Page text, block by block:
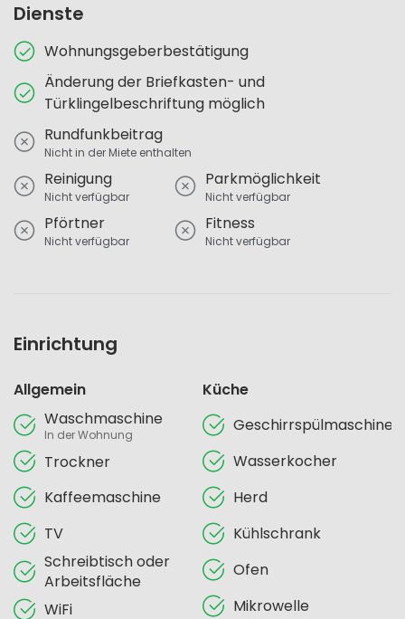
Dienste
Wohnungsgeberbestätigung
Änderung der Briefkasten- und
Türklingelbeschriftung möglich
Rundfunkbeitrag
Nicht in der Miete enthalten
Reinigung
Nicht verfügbar
Parkmöglichkeit
Nicht verfügbar
Pförtner
Nicht verfügbar
Fitness
Nicht verfügbar
Einrichtung
Allgemein
Waschmaschine
In der Wohnung
Trockner
Kaffeemaschine
TV
Schreibtisch oder
Arbeitsfläche
WiFi
Küche
Geschirrspülmaschine
Wasserkocher
Herd
Kühlschrank
Ofen
Mikrowelle